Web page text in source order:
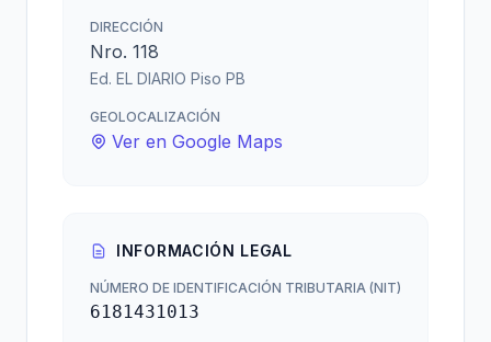
DIRECCIÓN
Nro. 118
Ed. EL DIARIO Piso PB
GEOLOCALIZACIÓN
Ver en Google Maps
INFORMACIÓN LEGAL
NÚMERO DE IDENTIFICACIÓN TRIBUTARIA (NIT)
6181431013